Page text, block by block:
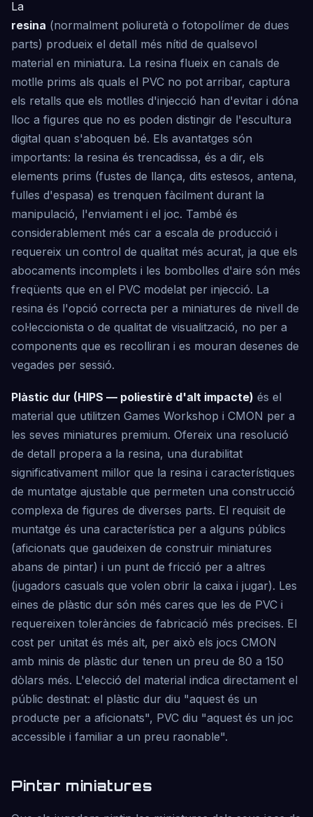
La
resina (normalment poliuretà o fotopolímer de dues
parts) produeix el detall més nítid de qualsevol
material en miniatura. La resina flueix en canals de
motlle prims als quals el PVC no pot arribar, captura
els retalls que els motlles d'injecció han d'evitar i dóna
lloc a figures que no es poden distingir de l'escultura
digital quan s'aboquen bé. Els avantatges són
importants: la resina és trencadissa, és a dir, els
elements prims (fustes de llança, dits estesos, antena,
fulles d'espasa) es trenquen fàcilment durant la
manipulació, l'enviament i el joc. També és
considerablement més car a escala de producció i
requereix un control de qualitat més acurat, ja que els
abocaments incomplets i les bombolles d'aire són més
freqüents que en el PVC modelat per injecció. La
resina és l'opció correcta per a miniatures de nivell de
col·leccionista o de qualitat de visualització, no per a
components que es recolliran i es mouran desenes de
vegades per sessió.
Plàstic dur (HIPS — poliestirè d'alt impacte) és el
material que utilitzen Games Workshop i CMON per a
les seves miniatures premium. Ofereix una resolució
de detall propera a la resina, una durabilitat
significativament millor que la resina i característiques
de muntatge ajustable que permeten una construcció
complexa de figures de diverses parts. El requisit de
muntatge és una característica per a alguns públics
(aficionats que gaudeixen de construir miniatures
abans de pintar) i un punt de fricció per a altres
(jugadors casuals que volen obrir la caixa i jugar). Les
eines de plàstic dur són més cares que les de PVC i
requereixen toleràncies de fabricació més precises. El
cost per unitat és més alt, per això els jocs CMON
amb minis de plàstic dur tenen un preu de 80 a 150
dòlars més. L'elecció del material indica directament el
públic destinat: el plàstic dur diu "aquest és un
producte per a aficionats", PVC diu "aquest és un joc
accessible i familiar a un preu raonable".
Pintar miniatures